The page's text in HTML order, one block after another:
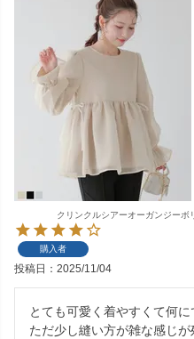
クリンクルシアーオーガンジーボ
購入者
投稿日 2025/11/04
とても可愛く着やすくて何
ただ少し縫い方が雑な感じが